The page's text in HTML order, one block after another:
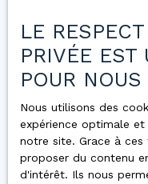
LE
PRIVÉE EST
POUR NOUS
Nous utilisons des
expérience optimale
notre site. Grace à ces
proposer du contenu
d'intérêt. Ils nous